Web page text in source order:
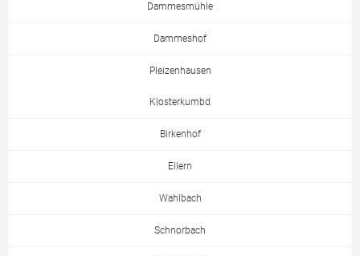
Dammesmühle
Dammeshof
Pleizenhausen
Klosterkumbd
Birkenhof
Ellern
Wahlbach
Schnorbach